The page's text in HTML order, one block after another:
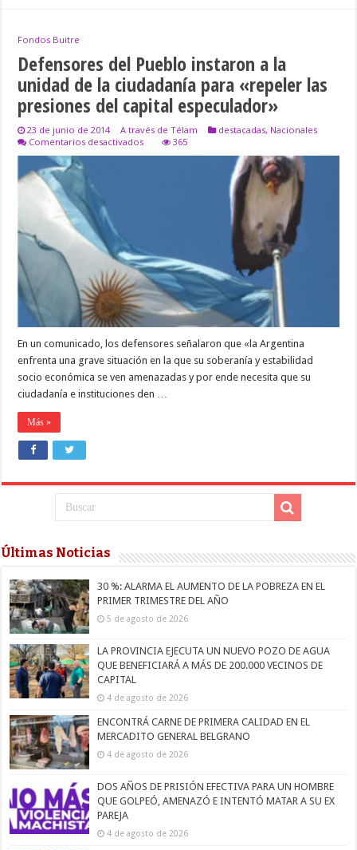
Fondos Buitre
Defensores del Pueblo instaron a la
unidad de la ciudadanía para «repeler las
presiones del capital especulador»
23 de junio de 2014 A través de Télam destacadas, Nacionales
Comentarios desactivadosen
ciudadanía
para
«repeler
las
presiones
especulador»
365
En un comunicado, los defensores señalaron que «la Argentina
enfrenta una grave situación en la que su soberanía y estabilidad
socio económica se ven amenazadas y por ende necesita que su
ciudadanía e instituciones den …
Más »
Últimas Noticias
30 %: ALARMA EL AUMENTO DE LA POBREZA EN EL
PRIMER TRIMESTRE DEL AÑO
5 de agosto de 2026
LA PROVINCIA EJECUTA UN NUEVO POZO DE AGUA
QUE BENEFICIARÁ A MÁS DE 200.000 VECINOS DE
CAPITAL
4 de agosto de 2026
ENCONTRÁ CARNE DE PRIMERA CALIDAD EN EL
MERCADITO GENERAL BELGRANO
4 de agosto de 2026
DOS AÑOS DE PRISIÓN EFECTIVA PARA UN HOMBRE
QUE GOLPEÓ, AMENAZÓ E INTENTÓ MATAR A SU EX
PAREJA
4 de agosto de 2026